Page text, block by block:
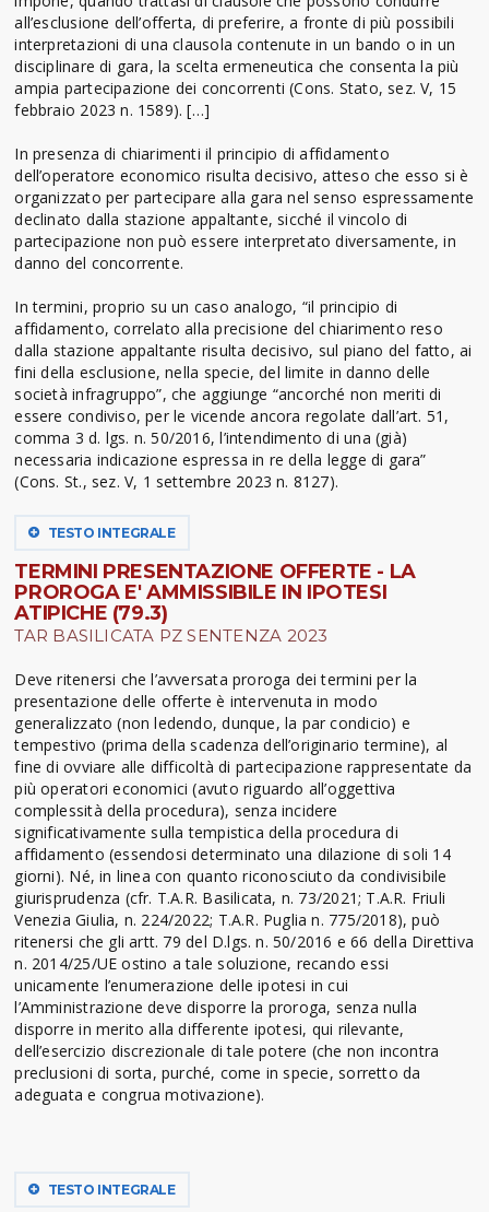
all’esclusione dell’offerta, di preferire, a fronte di più possibili
interpretazioni di una clausola contenute in un bando o in un
disciplinare di gara, la scelta ermeneutica che consenta la più
ampia partecipazione dei concorrenti (Cons. Stato, sez. V, 15
febbraio 2023 n. 1589). […]
In presenza di chiarimenti il principio di affidamento
dell’operatore economico risulta decisivo, atteso che esso si è
organizzato per partecipare alla gara nel senso espressamente
declinato dalla stazione appaltante, sicché il vincolo di
partecipazione non può essere interpretato diversamente, in
danno del concorrente.
In termini, proprio su un caso analogo, “il principio di
affidamento, correlato alla precisione del chiarimento reso
dalla stazione appaltante risulta decisivo, sul piano del fatto, ai
fini della esclusione, nella specie, del limite in danno delle
società infragruppo”, che aggiunge “ancorché non meriti di
essere condiviso, per le vicende ancora regolate dall’art. 51,
comma 3 d. lgs. n. 50/2016, l’intendimento di una (già)
necessaria indicazione espressa in re della legge di gara”
(Cons. St., sez. V, 1 settembre 2023 n. 8127).
TESTO INTEGRALE
TERMINI PRESENTAZIONE OFFERTE - LA
PROROGA E' AMMISSIBILE IN IPOTESI
ATIPICHE (79.3)
TAR BASILICATA PZ SENTENZA 2023
Deve ritenersi che l’avversata proroga dei termini per la
presentazione delle offerte è intervenuta in modo
generalizzato (non ledendo, dunque, la par condicio) e
tempestivo (prima della scadenza dell’originario termine), al
fine di ovviare alle difficoltà di partecipazione rappresentate da
più operatori economici (avuto riguardo all’oggettiva
complessità della procedura), senza incidere
significativamente sulla tempistica della procedura di
affidamento (essendosi determinato una dilazione di soli 14
giorni). Né, in linea con quanto riconosciuto da condivisibile
giurisprudenza (cfr. T.A.R. Basilicata, n. 73/2021; T.A.R. Friuli
Venezia Giulia, n. 224/2022; T.A.R. Puglia n. 775/2018), può
ritenersi che gli artt. 79 del D.lgs. n. 50/2016 e 66 della Direttiva
n. 2014/25/UE ostino a tale soluzione, recando essi
unicamente l’enumerazione delle ipotesi in cui
l’Amministrazione deve disporre la proroga, senza nulla
disporre in merito alla differente ipotesi, qui rilevante,
dell’esercizio discrezionale di tale potere (che non incontra
preclusioni di sorta, purché, come in specie, sorretto da
adeguata e congrua motivazione).
TESTO INTEGRALE